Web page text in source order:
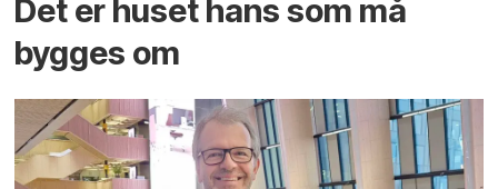
Det er huset hans som må
bygges om